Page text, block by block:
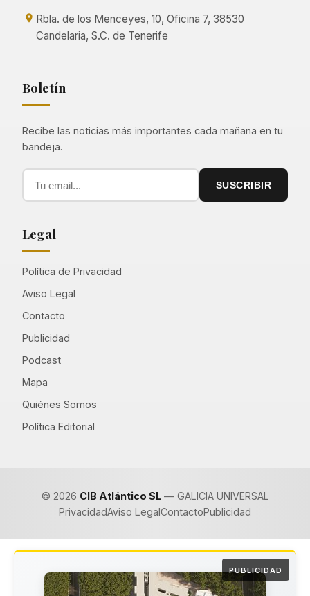
Rbla. de los Menceyes, 10, Oficina 7, 38530
Candelaria, S.C. de Tenerife
Boletín
Recibe las noticias más importantes cada mañana en tu
bandeja.
SUSCRIBIR
Legal
Política de Privacidad
Aviso Legal
Contacto
Publicidad
Podcast
Mapa
Quiénes Somos
Política Editorial
© 2026 CIB Atlántico SL— GALICIA UNIVERSAL
PrivacidadAviso LegalContactoPublicidad
PUBLICIDAD